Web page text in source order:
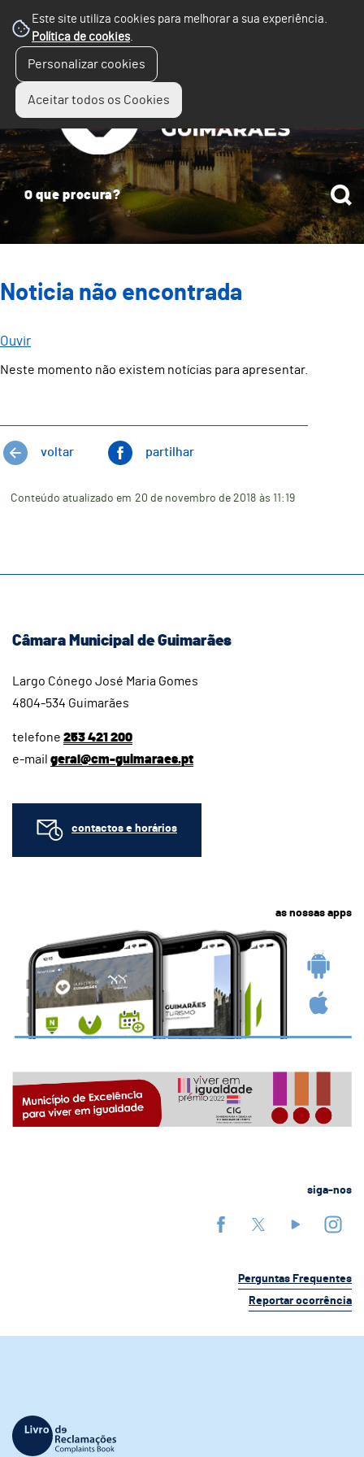
Este site utiliza cookies para melhorar a sua experiência.
Política de cookies.
Personalizar cookies
Aceitar todos os Cookies
Noticia não encontrada
Ouvir
Neste momento não existem notícias para apresentar.
voltar partilhar
Conteúdo atualizado em 20 de novembro de 2018 às 11:19
Câmara Municipal de Guimarães
Largo Cónego José Maria Gomes
4804-534 Guimarães
telefone 253 421 200
e-mail geral@cm-guimaraes.pt
contactos e horários
as nossas apps
siga-nos
Perguntas Frequentes
Reportar ocorrência